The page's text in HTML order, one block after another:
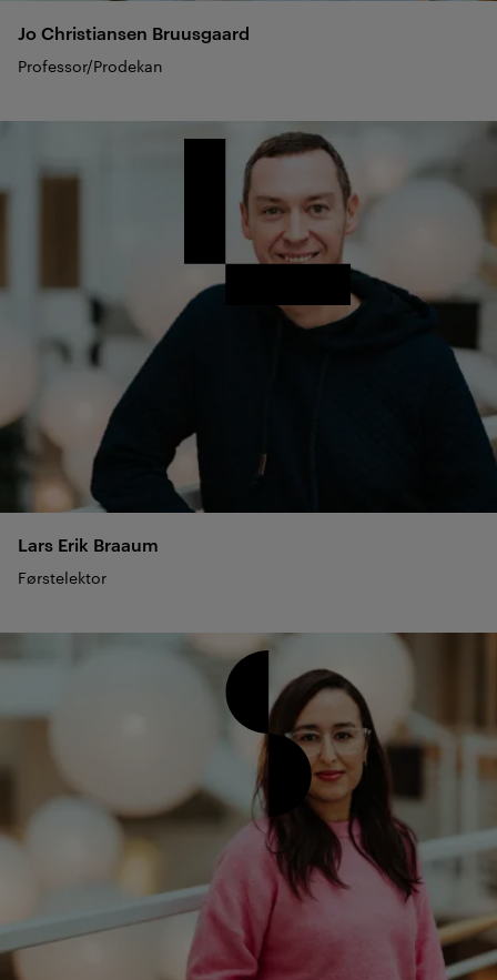
Jo Christiansen Bruusgaard
Professor/Prodekan
Lars Erik Braaum
Førstelektor